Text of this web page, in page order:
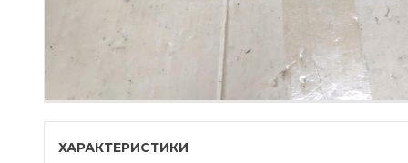
ХАРАКТЕРИСТИКИ